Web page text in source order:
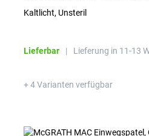
Kaltlicht, Unsteril
Lieferbar | Lieferung in 11-13
+ 4 Varianten verfügbar